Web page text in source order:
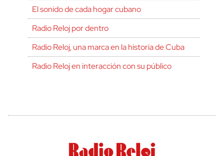
El sonido de cada hogar cubano
Radio Reloj por dentro
Radio Reloj, una marca en la historia de Cuba
Radio Reloj en interacción con su público